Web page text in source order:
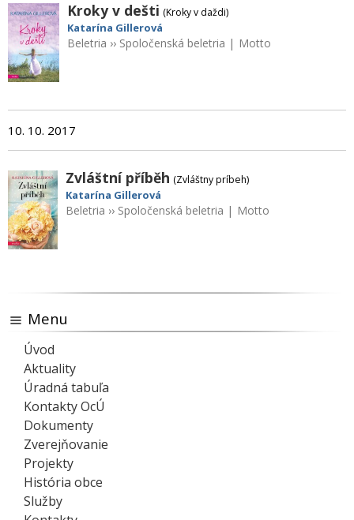
Kroky v dešti (Kroky v daždi)
Katarína Gillerová
Beletria ›› Spoločenská beletria | Motto
10. 10. 2017
Zvláštní příběh (Zvláštny príbeh)
Katarína Gillerová
Beletria ›› Spoločenská beletria | Motto
Menu
Úvod
Aktuality
Úradná tabuľa
Kontakty OcÚ
Dokumenty
Zverejňovanie
Projekty
História obce
Služby